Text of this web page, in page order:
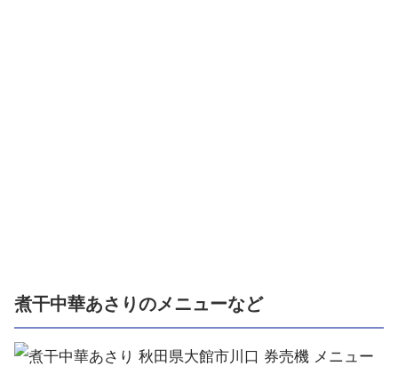
煮干中華あさりのメニューなど